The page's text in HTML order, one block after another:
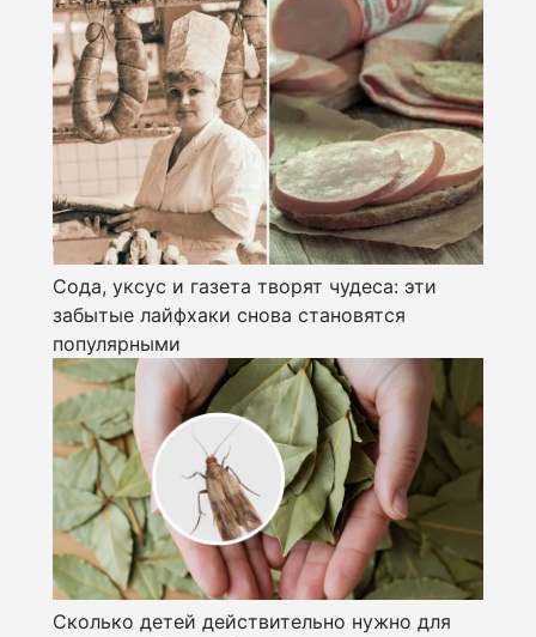
Сода, уксус и газета творят чудеса: эти
забытые лайфхаки снова становятся
популярными
Сколько детей действительно нужно для